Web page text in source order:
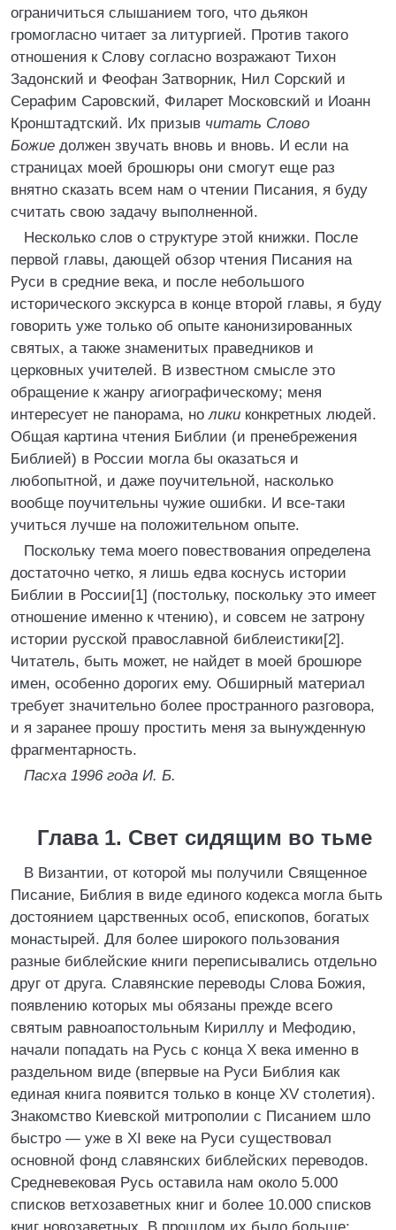
ограничиться слышанием того, что дьякон
громогласно читает за литургией. Против такого
отношения к Слову согласно возражают Тихон
Задонский и Феофан Затворник, Нил Сорский и
Серафим Саровский, Филарет Московский и Иоанн
Кронштадтский. Их призыв читать Слово
Божие должен звучать вновь и вновь. И если на
страницах моей брошюры они смогут еще раз
внятно сказать всем нам о чтении Писания, я буду
считать свою задачу выполненной.
Несколько слов о структуре этой книжки. После
первой главы, дающей обзор чтения Писания на
Руси в средние века, и после небольшого
исторического экскурса в конце второй главы, я буду
говорить уже только об опыте канонизированных
святых, а также знаменитых праведников и
церковных учителей. В известном смысле это
обращение к жанру агиографическому; меня
интересует не панорама, нолики конкретных людей.
Общая картина чтения Библии (и пренебрежения
Библией) в России могла бы оказаться и
любопытной, и даже поучительной, насколько
вообще поучительны чужие ошибки. И все-таки
учиться лучше на положительном опыте.
Поскольку тема моего повествования определена
достаточно четко, я лишь едва коснусь истории
Библии в России[1] (постольку, поскольку это имеет
отношение именно к чтению), и совсем не затрону
истории русской православной библеистики[2].
Читатель, быть может, не найдет в моей брошюре
имен, особенно дорогих ему. Обширный материал
требует значительно более пространного разговора,
и я заранее прошу простить меня за вынужденную
фрагментарность.
Пасха 1996 года И. Б.
Глава 1. Свет сидящим во тьме
В Византии, от которой мы получили Священное
Писание, Библия в виде единого кодекса могла быть
достоянием царственных особ, епископов, богатых
монастырей. Для более широкого пользования
разные библейские книги переписывались отдельно
друг от друга. Славянские переводы Слова Божия,
появлению которых мы обязаны прежде всего
святым равноапостольным Кириллу и Мефодию,
начали попадать на Русь с конца X века именно в
раздельном виде (впервые на Руси Библия как
единая книга появится только в конце XV столетия).
Знакомство Киевской митрополии с Писанием шло
быстро — уже в XI веке на Руси существовал
основной фонд славянских библейских переводов.
Средневековая Русь оставила нам около 5.000
списков ветхозаветных книг и более 10.000 списков